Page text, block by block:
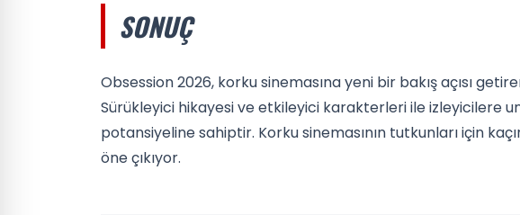
SONUÇ
Obsession 2026, korku sinemasına yeni bir bakış açısı
Sürükleyici hikayesi ve etkileyici karakterleri ile izleyicilere
potansiyeline sahiptir. Korku sinemasının tutkunları için
öne çıkıyor.